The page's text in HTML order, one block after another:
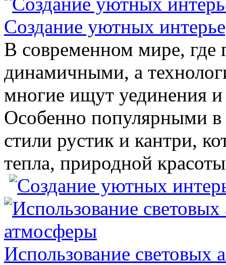
Создание уютных
В современном мире, где
динамичными, а
многие ищут уединения
Особенно популярными в
стили рустик и кантри,
тепла, природной
Использование световых